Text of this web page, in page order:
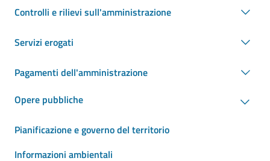
Controlli e rilievi sull'amministrazione
Servizi erogati
Pagamenti dell'amministrazione
Opere pubbliche
Pianificazione e governo del territorio
Informazioni ambientali